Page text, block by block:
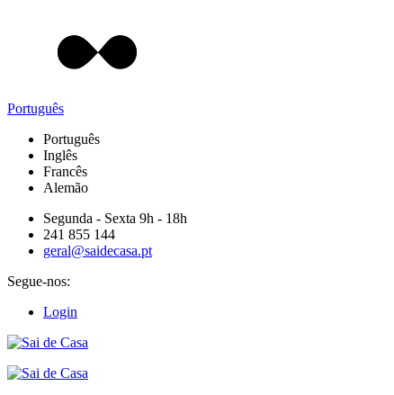
Português
Português
Inglês
Francês
Alemão
Segunda - Sexta 9h - 18h
241 855 144
geral@saidecasa.pt
Segue-nos:
Login